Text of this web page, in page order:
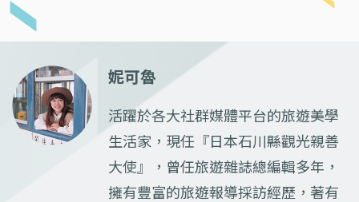
妮可魯
活躍於各大社群媒體平台的旅遊美學
生活家，現任『日本石川縣觀光親善
大使』，曾任旅遊雜誌總編輯多年，
擁有豐富的旅遊報導採訪經歷，著有